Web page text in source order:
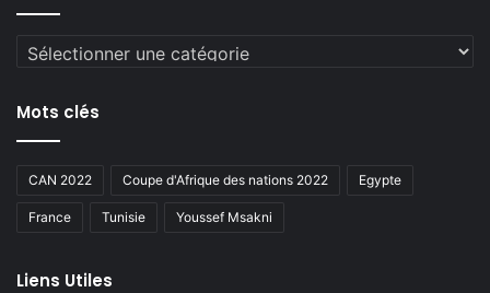
Catégories
Mots clés
CAN 2022 Coupe d'Afrique des nations 2022 Egypte
France Tunisie Youssef Msakni
Liens Utiles